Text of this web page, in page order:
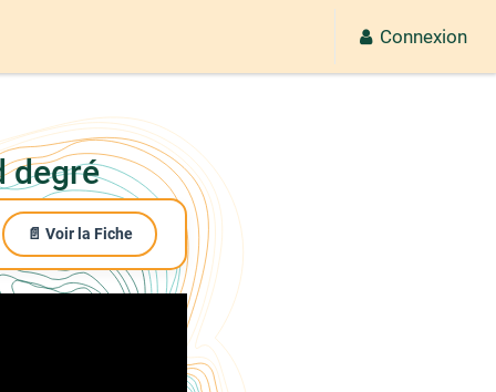
Connexion
degré
📄 Voir la Fiche